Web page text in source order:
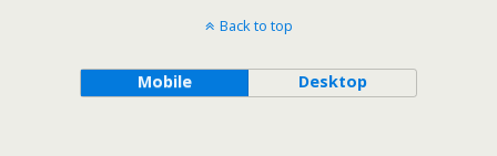
Back to top
Mobile Desktop